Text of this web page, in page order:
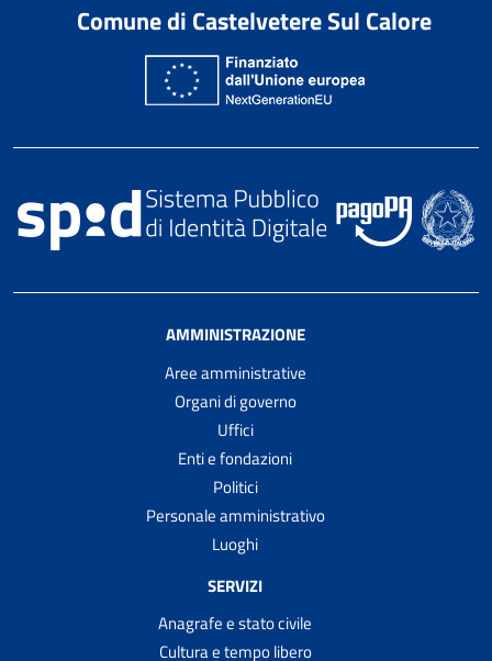
Comune di Castelvetere Sul Calore
AMMINISTRAZIONE
Aree amministrative
Organi di governo
Uffici
Enti e fondazioni
Politici
Personale amministrativo
Luoghi
SERVIZI
Anagrafe e stato civile
Cultura e tempo libero